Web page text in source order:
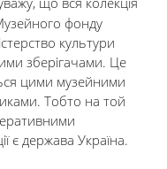
фонду
культури
зберігачами. Це
цими музейними
Тобто на той
є держава Україна.